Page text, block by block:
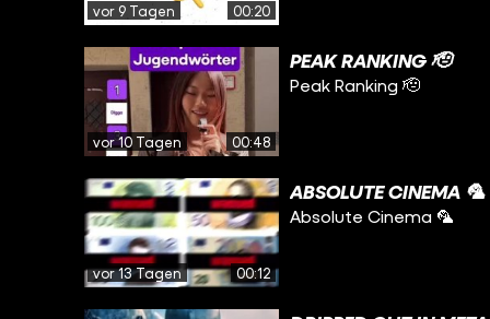
vor 9 Tagen 00:20
vor 10 Tagen 00:48
PEAK RANKING 🫡
Peak Ranking 🫡
vor 13 Tagen 00:12
ABSOLUTE CINEMA 🦜
Absolute Cinema 🦜